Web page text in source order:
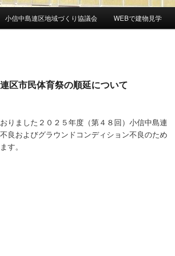
小信中島連区地域づくり協議会 WEBで建物見学
区市民体育祭の順延について
りました２０２５年度（第４８回）小信中島連
良およびグラウンドコンディション不良のため
す。